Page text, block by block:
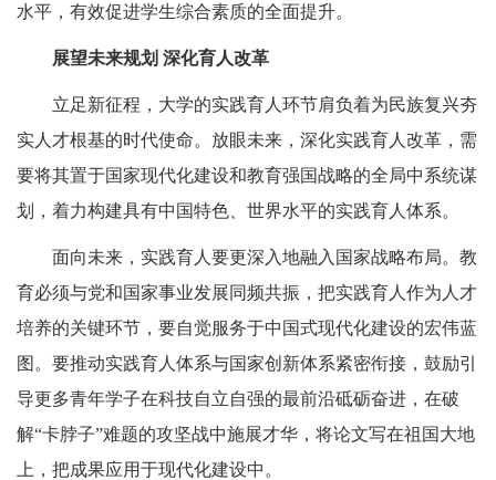
水平，有效促进学生综合素质的全面提升。
展望未来规划 深化育人改革
立足新征程，大学的实践育人环节肩负着为民族复兴夯
实人才根基的时代使命。放眼未来，深化实践育人改革，需
要将其置于国家现代化建设和教育强国战略的全局中系统谋
划，着力构建具有中国特色、世界水平的实践育人体系。
面向未来，实践育人要更深入地融入国家战略布局。教
育必须与党和国家事业发展同频共振，把实践育人作为人才
培养的关键环节，要自觉服务于中国式现代化建设的宏伟蓝
图。要推动实践育人体系与国家创新体系紧密衔接，鼓励引
导更多青年学子在科技自立自强的最前沿砥砺奋进，在破
解“卡脖子”难题的攻坚战中施展才华，将论文写在祖国大地
上，把成果应用于现代化建设中。